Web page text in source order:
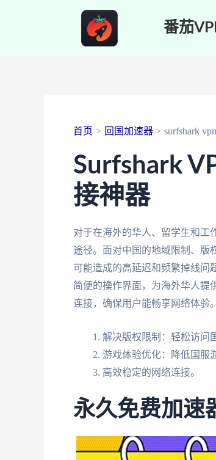
番茄
首页 回国加速器 surfshark
Surfshark
接神器
对于在海外的华人、留学生和工
途径。面对中国的地域限制、版
可能造成的高延迟和频繁掉线问
简便的操作界面，为海外华人提
连接，确保用户能畅享网络体验。
解决版权限制：轻松访问
游戏体验优化：降低国服
高效稳定的网络连接。
永久免费加速